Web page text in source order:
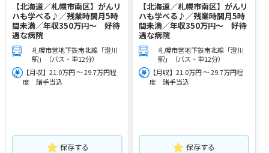
【北海道／札幌市南区】がんリ
ハも学べる♪／残業時間月5時
間未満／年収350万円～ 好待
遇な病院
札幌市営地下鉄南北線「澄川
駅」（バス・車12分）
【月収】21.0万円 ～ 29.7万円程
度 諸手当込
保存する
【北海道／札幌市南区】がんリ
ハも学べる♪／残業時間月5時
間未満／年収350万円～ 好待
遇な病院
札幌市営地下鉄南北線「澄川
駅」（バス・車12分）
【月収】21.0万円 ～ 29.7万円程
度 諸手当込
保存する